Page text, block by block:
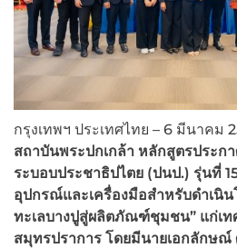
กรุงเทพฯ ประเทศไทย – 6 มีนาคม
สถาบันพระปกเกล้า หลักสูตรประก
ระบอบประชาธิปไตย (ปนป.) รุ่นที่
อุปกรณ์และเครื่องมือสำหรับดำเนิน
ทะเลบางปูสู่ผลิตภัณฑ์ชุมชน” แก่เท
สมุทรปราการ โดยมีนายเอกลักษ